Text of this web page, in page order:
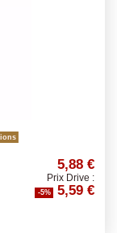
5,88 €
Prix Drive :
-5% 5,59 €